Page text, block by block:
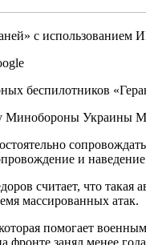
с использованием
беспилотников
Минобороны Украины
и
считает, что такая
массированных атак.
помогает
фронте занял менее